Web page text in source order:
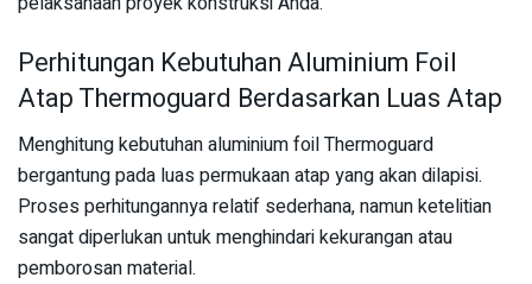
Perhitungan Kebutuhan Aluminium Foil
Atap Thermoguard Berdasarkan Luas Atap
Menghitung kebutuhan aluminium foil Thermoguard
bergantung pada luas permukaan atap yang akan dilapisi.
Proses perhitungannya relatif sederhana, namun ketelitian
sangat diperlukan untuk menghindari kekurangan atau
pemborosan material.